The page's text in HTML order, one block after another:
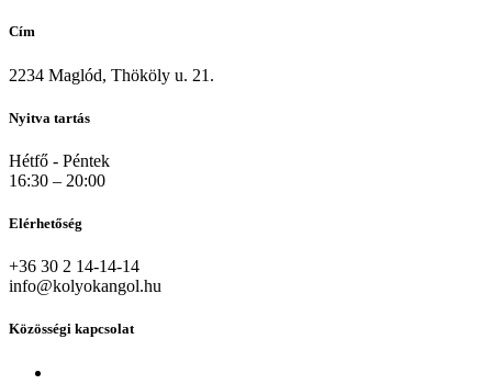
Cím
2234 Maglód, Thököly u. 21.
Nyitva tartás
Hétfő - Péntek
16:30 – 20:00
Elérhetőség
+36 30 2 14-14-14
info@kolyokangol.hu
Közösségi kapcsolat